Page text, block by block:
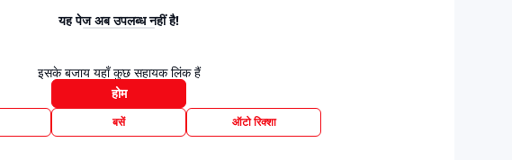
यह पेज अब उपलब्ध नहीं है!
इसके बजाय यहाँ कुछ सहायक लिंक हैं
होम
बसें ऑटो रिक्शा